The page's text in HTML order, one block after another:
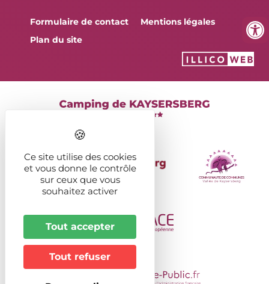
Formulaire de contact
Mentions légales
Plan du site
Ce site utilise des cookies
et vous donne le contrôle
sur ceux que vous
souhaitez activer
Tout accepter
Tout refuser